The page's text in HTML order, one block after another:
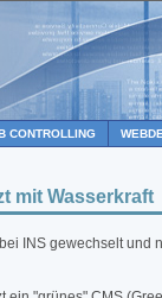
CONTROLLING
mit Wasserkraft
INS gewechselt und